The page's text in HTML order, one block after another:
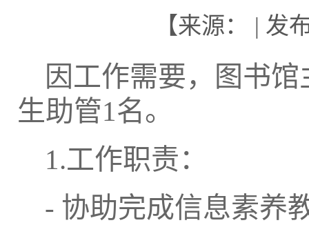
【来源： | 发
因工作需要，图书馆
生助管1名。
1.工作职责：
- 协助完成信息素养